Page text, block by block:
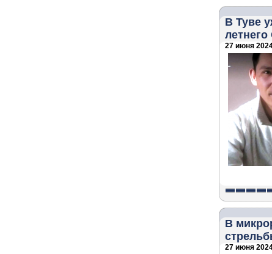
В Туве
27 июня
В
27 июня